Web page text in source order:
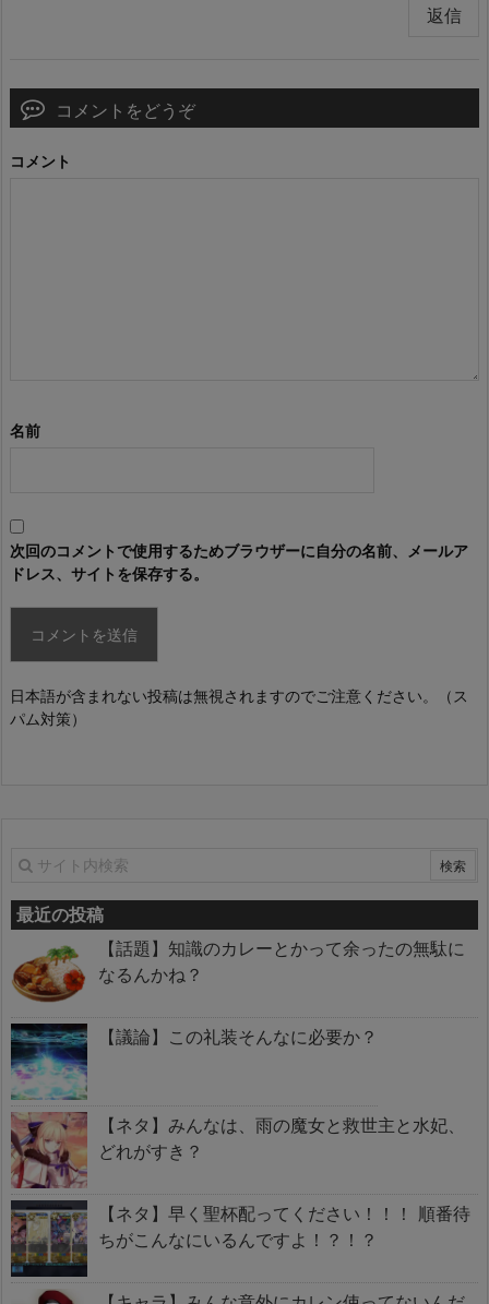
返信
コメントをどうぞ
コメント
名前
次回のコメントで使用するためブラウザーに自分の名前、メールア
ドレス、サイトを保存する。
日本語が含まれない投稿は無視されますのでご注意ください。（ス
パム対策）
最近の投稿
【話題】知識のカレーとかって余ったの無駄に
なるんかね？
【議論】この礼装そんなに必要か？
【ネタ】みんなは、雨の魔女と救世主と水妃、
どれがすき？
【ネタ】早く聖杯配ってください！！！ 順番待
ちがこんなにいるんですよ！？！？